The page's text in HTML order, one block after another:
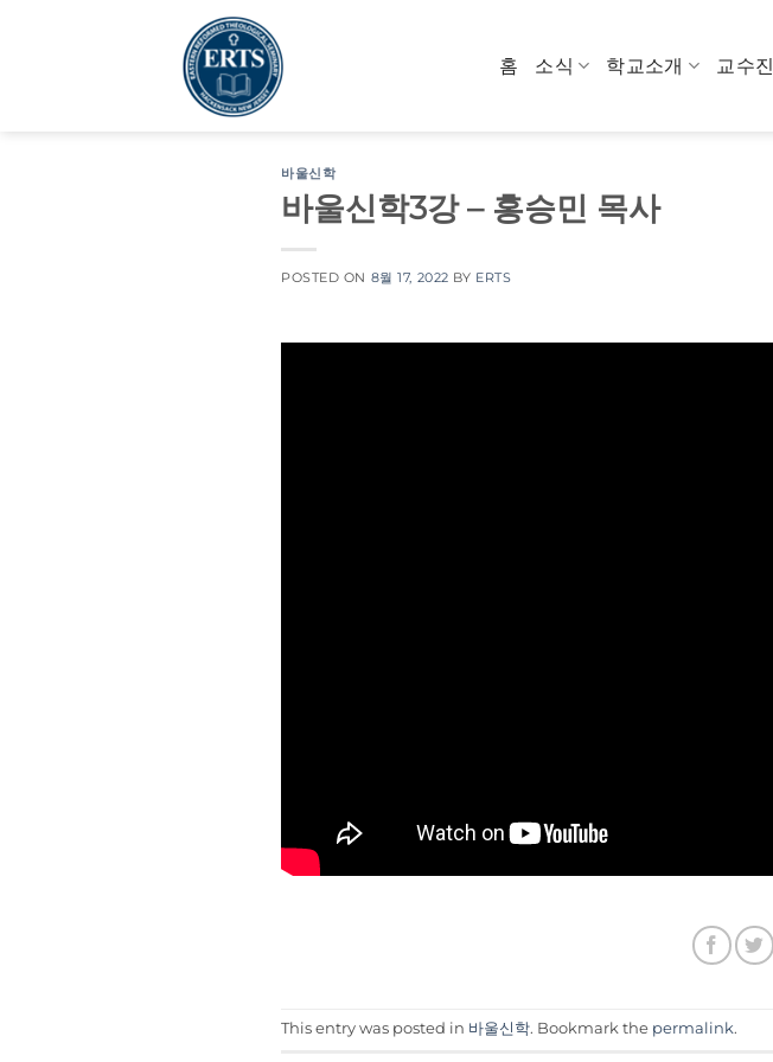
홈 소식 학교소개 교수진
바울신학
바울신학3강 – 홍승민 목사
POSTED ON 8월 17, 2022 BY ERTS
This entry was posted in 바울신학. Bookmark the permalink.